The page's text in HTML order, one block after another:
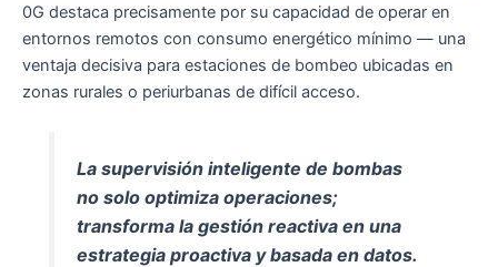
0G destaca precisamente por su capacidad de operar en
entornos remotos con consumo energético mínimo — una
ventaja decisiva para estaciones de bombeo ubicadas en
zonas rurales o periurbanas de difícil acceso.
La supervisión inteligente de bombas
no solo optimiza operaciones;
transforma la gestión reactiva en una
estrategia proactiva y basada en datos.